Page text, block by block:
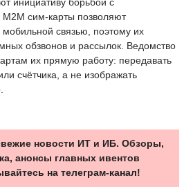
инициативу борьбой с
сим-карты позволяют
мобильной связью, поэтому их
обзвонов и рассылок. Ведомство
их прямую работу: передавать
счётчика, а не изображать
новости ИТ и ИБ. Обзоры,
анонсы главных ивентов
на телеграм-канал!